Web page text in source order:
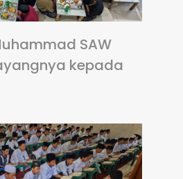
SAW
kepada